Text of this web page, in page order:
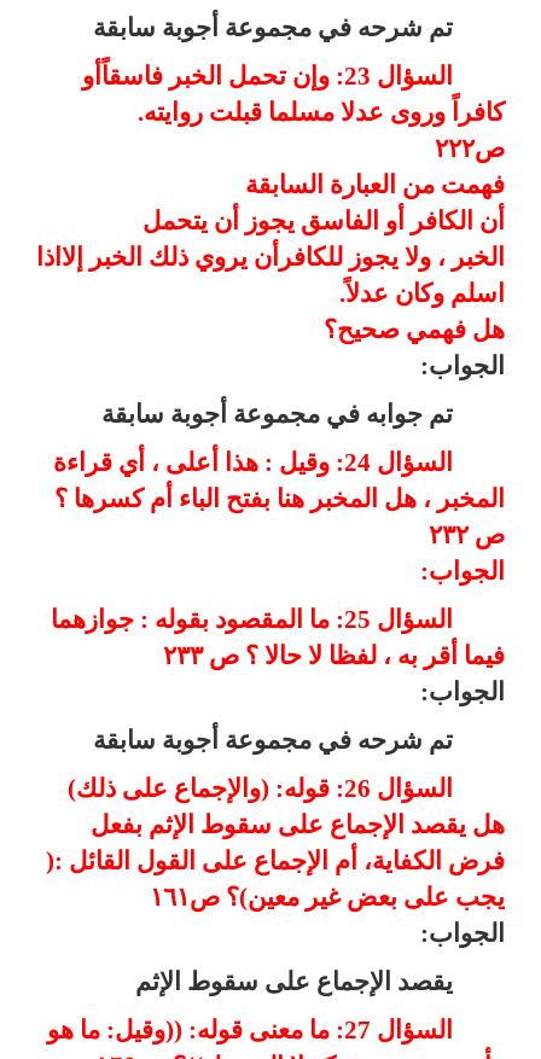
تم شرحه في مجموعة أجوبة سابقة
السؤال 23: وإن تحمل الخبر فاسقاًأو
كافراً وروى عدلا مسلما قبلت روايته.
ص٢٢٢
فهمت من العبارة السابقة
أن الكافر أو الفاسق يجوز أن يتحمل
الخبر ، ولا يجوز للكافرأن يروي ذلك الخبر إلااذا
اسلم وكان عدلاً.
هل فهمي صحيح؟
الجواب:
تم جوابه في مجموعة أجوبة سابقة
السؤال 24: وقيل : هذا أعلى ، أي قراءة
المخبر ، هل المخبر هنا بفتح الباء أم كسرها ؟
ص ٢٣٢
الجواب:
السؤال 25: ما المقصود بقوله : جوازهما
فيما أقر به ، لفظا لا حالا ؟ ص ٢٣٣
الجواب:
تم شرحه في مجموعة أجوبة سابقة
السؤال 26: قوله: (والإجماع على ذلك)
هل يقصد الإجماع على سقوط الإثم بفعل
فرض الكفاية، أم الإجماع على القول القائل :(
يجب على بعض غير معين)؟ ص١٦١
الجواب:
يقصد الإجماع على سقوط الإثم
السؤال 27: ما معنى قوله: ((وقيل: ما هو